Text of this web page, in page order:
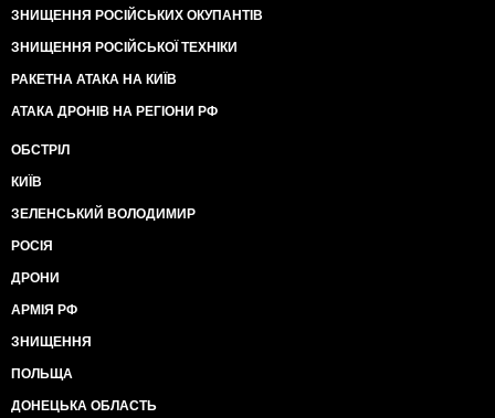
ЗНИЩЕННЯ РОСІЙСЬКИХ ОКУПАНТІВ
ЗНИЩЕННЯ РОСІЙСЬКОЇ ТЕХНІКИ
РАКЕТНА АТАКА НА КИЇВ
АТАКА ДРОНІВ НА РЕГІОНИ РФ
ОБСТРІЛ
КИЇВ
ЗЕЛЕНСЬКИЙ ВОЛОДИМИР
РОСІЯ
ДРОНИ
АРМІЯ РФ
ЗНИЩЕННЯ
ПОЛЬЩА
ДОНЕЦЬКА ОБЛАСТЬ